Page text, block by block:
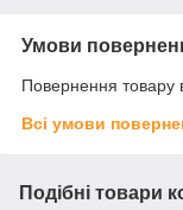
Умови
Повернення товару
Всі умови
Подібні товари